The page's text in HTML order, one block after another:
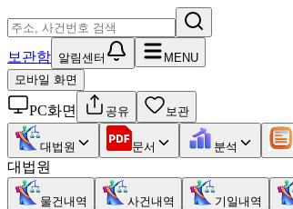
보관함 알림센터
MENU
모바일 화면
PC화면 공유 보관
대법원 문서 분석
대법원
물건내역 사건내역 기일내역